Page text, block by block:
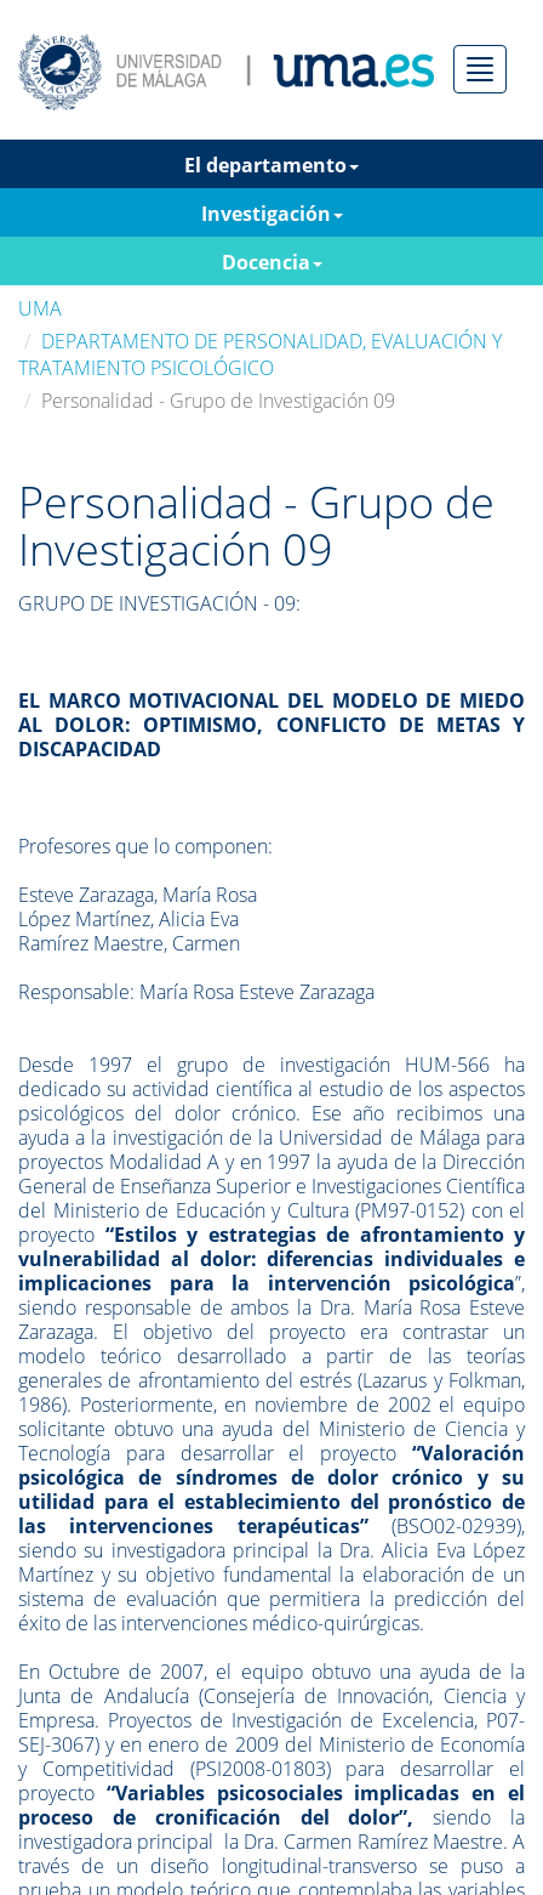
Menú
El departamento
Investigación
Docencia
UMA
DEPARTAMENTO DE PERSONALIDAD, EVALUACIÓN Y
TRATAMIENTO PSICOLÓGICO
Personalidad - Grupo de Investigación 09
Personalidad - Grupo de
Investigación 09
GRUPO DE INVESTIGACIÓN - 09:
EL MARCO MOTIVACIONAL DEL MODELO DE MIEDO
AL DOLOR: OPTIMISMO, CONFLICTO DE METAS Y
DISCAPACIDAD
Profesores que lo componen:
Esteve Zarazaga, María Rosa
López Martínez, Alicia Eva
Ramírez Maestre, Carmen
Responsable: María Rosa Esteve Zarazaga
Desde 1997 el grupo de investigación HUM-566 ha
dedicado su actividad científica al estudio de los aspectos
psicológicos del dolor crónico. Ese año recibimos una
ayuda a la investigación de la Universidad de Málaga para
proyectos Modalidad A y en 1997 la ayuda de la Dirección
General de Enseñanza Superior e Investigaciones Científica
del Ministerio de Educación y Cultura (PM97-0152) con el
proyecto “Estilos y estrategias de afrontamiento y
vulnerabilidad al dolor: diferencias individuales e
implicaciones para la intervención psicológica”,
siendo responsable de ambos la Dra. María Rosa Esteve
Zarazaga. El objetivo del proyecto era contrastar un
modelo teórico
desarrollado a partir de las teorías
generales de afrontamiento del estrés (Lazarus y Folkman,
1986). Posteriormente, en noviembre de 2002 el equipo
solicitante obtuvo una ayuda del Ministerio de Ciencia y
Tecnología para desarrollar el proyecto “Valoración
psicológica de síndromes de dolor crónico y su
utilidad para el establecimiento del pronóstico de
las intervenciones terapéuticas”(BSO02-02939),
siendo su investigadora principal la Dra. Alicia Eva López
Martínez y su objetivo fundamental la elaboración de un
sistema de evaluación que permitiera la predicción del
éxito de las intervenciones médico-quirúrgicas.
En Octubre de 2007, el equipo obtuvo una ayuda de la
Junta de Andalucía (Consejería de Innovación, Ciencia y
Empresa. Proyectos de Investigación de Excelencia, P07-
SEJ-3067) y en enero de 2009 del Ministerio de Economía
y Competitividad (PSI2008-01803) para desarrollar el
proyecto “Variables psicosociales implicadas en el
proceso de cronificación del dolor”,siendo la
investigadora principal la Dra. Carmen Ramírez Maestre. A
través de un diseño longitudinal-transverso se puso a